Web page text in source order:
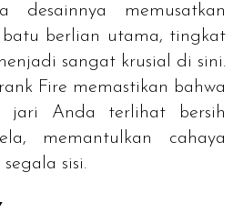
desainnya memusatkan
berlian utama, tingkat
sangat krusial di sini.
Fire memastikan bahwa
jari Anda terlihat bersih
memantulkan cahaya
sisi.